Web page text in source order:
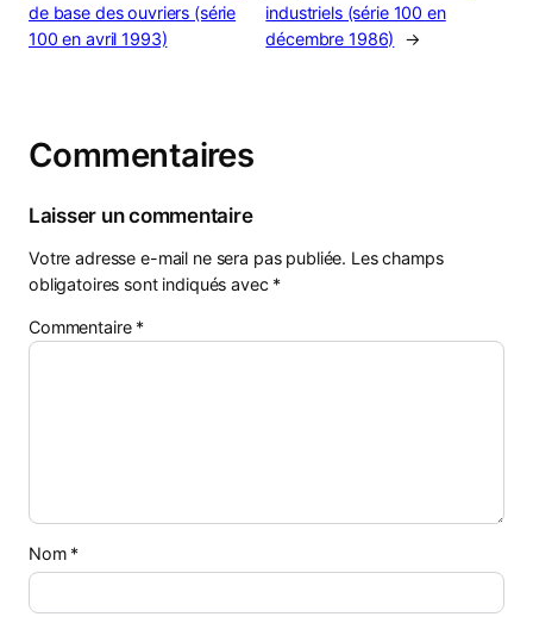
de base des ouvriers (série
100 en avril 1993)
industriels (série 100 en
décembre 1986)
→
Commentaires
Laisser un commentaire
Votre adresse e-mail ne sera pas publiée. Les champs
obligatoires sont indiqués avec *
Commentaire *
Nom *